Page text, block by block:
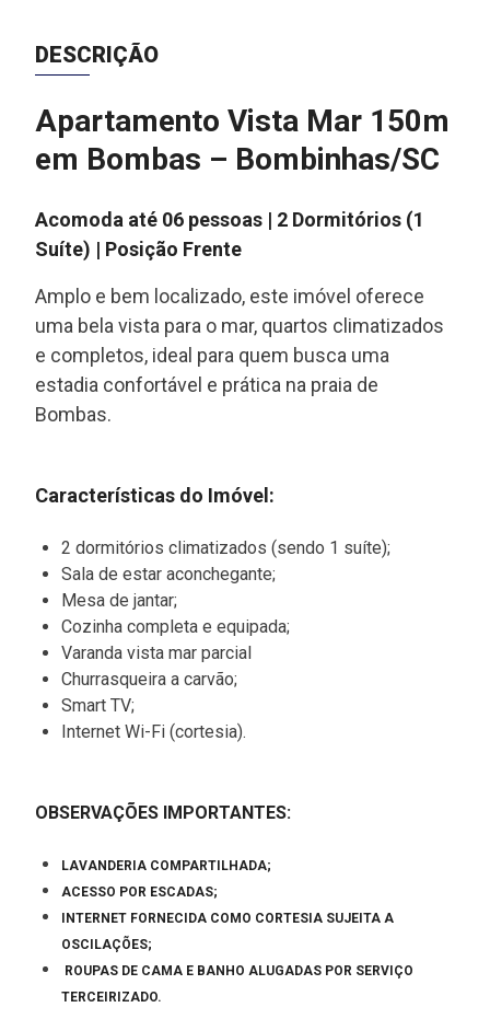
DESCRIÇÃO
Apartamento Vista Mar 150m
em Bombas – Bombinhas/SC
Acomoda até 06 pessoas | 2 Dormitórios (1
Suíte) | Posição Frente
Amplo e bem localizado, este imóvel oferece
uma bela vista para o mar, quartos climatizados
e completos, ideal para quem busca uma
estadia confortável e prática na praia de
Bombas.
Características do Imóvel:
2 dormitórios climatizados (sendo 1 suíte);
Sala de estar aconchegante;
Mesa de jantar;
Cozinha completa e equipada;
Varanda vista mar parcial
Churrasqueira a carvão;
Smart TV;
Internet Wi-Fi (cortesia).
OBSERVAÇÕES IMPORTANTES:
LAVANDERIA COMPARTILHADA;
ACESSO POR ESCADAS;
INTERNET FORNECIDA COMO CORTESIA SUJEITA A
OSCILAÇÕES;
ROUPAS DE CAMA E BANHO ALUGADAS POR SERVIÇO
TERCEIRIZADO.